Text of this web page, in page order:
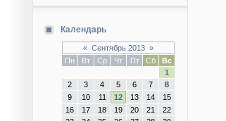
Календарь
« Сентябрь 2013 »
Пн
Вт Ср Чт Пт Сб
Вс
1
2
3 4 5 6 7
8
9
10 11 12 13 14
15
16
17 18 19 20 21
22